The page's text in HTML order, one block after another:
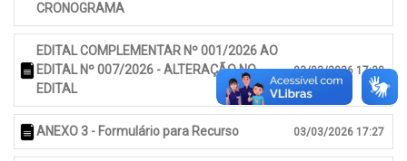
CRONOGRAMA
EDITAL COMPLEMENTAR Nº 001/2026 AO
EDITAL Nº 007/2026 - ALTERAÇÃO NO
EDITAL
03/03/2026 17:30
ANEXO 3 - Formulário para Recurso 03/03/2026 17:27